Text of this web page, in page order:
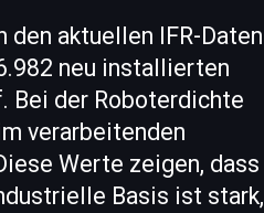
den aktuellen IFR-Daten
neu installierten
Bei der Roboterdichte
verarbeitenden
Werte zeigen, dass
Basis ist stark,